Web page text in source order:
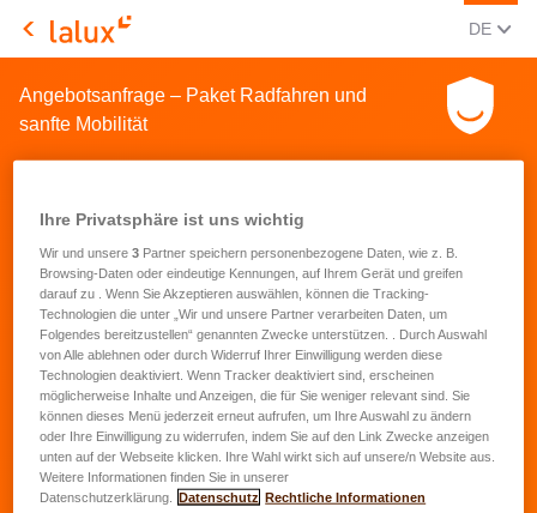
LALUX Assurances
DE
Angebotsanfrage – Paket Radfahren und
sanfte Mobilität
Ihr Versicherungsbedürfnis
Was möchten Sie versichern?
Wählen Sie, welchen Typ Fahrad/Fahrräder
Sie versichern möchten:*
Ein klassisches Fahrrad
Ein Elektrofahrrad
Ihre Privatsphäre ist uns wichtig
Wir und unsere3 Partner speichern personenbezogene Daten, wie z. B.
Browsing-Daten oder eindeutige Kennungen, auf Ihrem Gerät und greifen
darauf zu . Wenn Sie Akzeptieren auswählen, können die Tracking-
Technologien die unter „Wir und unsere Partner verarbeiten Daten, um
Folgendes bereitzustellen“ genannten Zwecke unterstützen. . Durch Auswahl
von Alle ablehnen oder durch Widerruf Ihrer Einwilligung werden diese
Technologien deaktiviert. Wenn Tracker deaktiviert sind, erscheinen
möglicherweise Inhalte und Anzeigen, die für Sie weniger relevant sind. Sie
können dieses Menü jederzeit erneut aufrufen, um Ihre Auswahl zu ändern
oder Ihre Einwilligung zu widerrufen, indem Sie auf den Link Zwecke anzeigen
unten auf der Webseite klicken. Ihre Wahl wirkt sich auf unsere/n Website aus.
Weitere Informationen finden Sie in unserer
Datenschutzerklärung.
Datenschutz Rechtliche Informationen